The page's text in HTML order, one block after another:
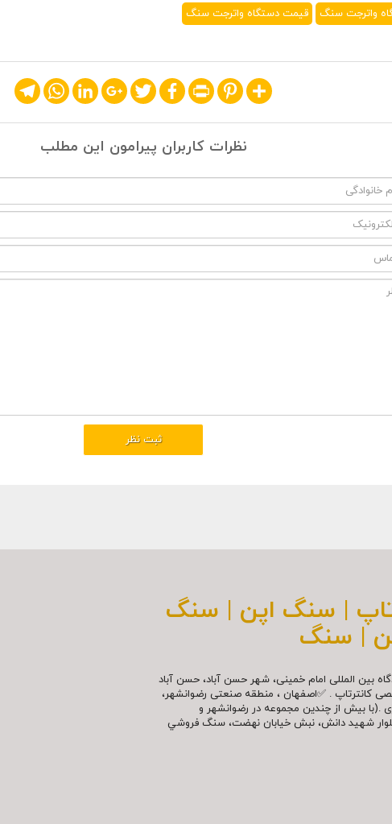
واترجت سنگ قیمت دستگاه واترجت سنگ
Share
Pinterest
Print
Facebook
Twitter
Google+
LinkedIn
WhatsApp
Telegram
نظرات کاربران پیرامون این مطلب
| سنگ اپن | سنگ
| سنگ
فرودگاه بین المللی امام خمینی، شهر حسن آباد، حسن آباد
کانترتاپ . ✅اصفهان ، منطقه صنعتی رضوانشهر،
.(با بیش از چندین مجموعه در رضوانشهر و
شهيد دانش، نبش خیابان نهضت، سنگ فروشي